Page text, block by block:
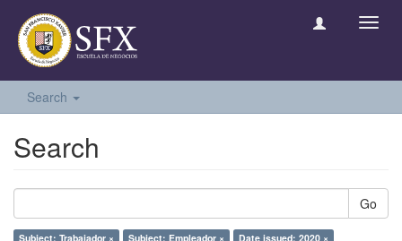
Search
Search
Go
Subject: Trabajador × Subject: Empleador × Date issued: 2020 ×